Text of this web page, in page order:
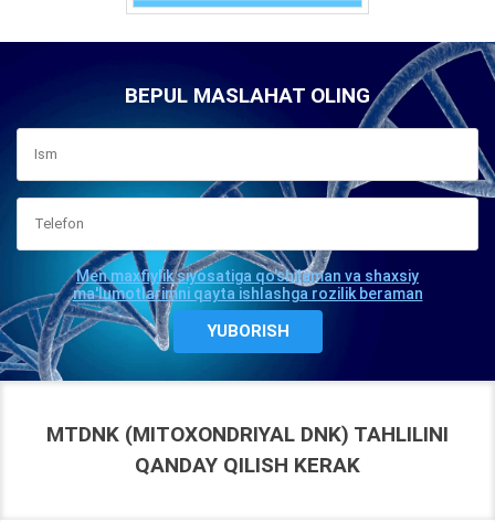
BEPUL MASLAHAT OLING
Men maxfiylik siyosatiga qo'shilaman va shaxsiy
ma'lumotlarimni qayta ishlashga rozilik beraman
MTDNK (MITOXONDRIYAL DNK) TAHLILINI
QANDAY QILISH KERAK